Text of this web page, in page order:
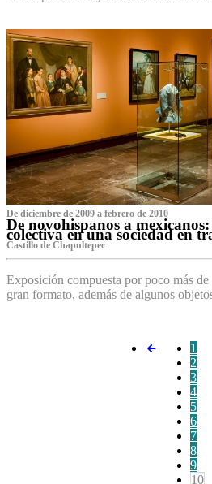
De diciembre de 2009 a febrero de 2010
De novohispanos a
colectiva en una sociedad en
Castillo de Chapultepec
Exposición compuesta por poco más
gran formato, además de algunos
1
2
3
4
5
6
7
8
9
10